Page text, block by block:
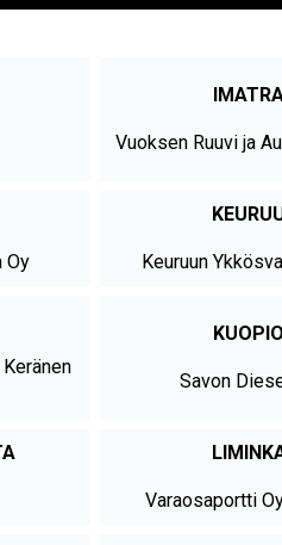
Vuoksen Ruuvi ja
Oy Keuruun
KUOPIO
Savon
Varaosaportti